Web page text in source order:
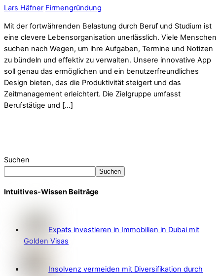
Lars Häfner Firmengründung
Mit der fortwährenden Belastung durch Beruf und Studium ist
eine clevere Lebensorganisation unerlässlich. Viele Menschen
suchen nach Wegen, um ihre Aufgaben, Termine und Notizen
zu bündeln und effektiv zu verwalten. Unsere innovative App
soll genau das ermöglichen und ein benutzerfreundliches
Design bieten, das die Produktivität steigert und das
Zeitmanagement erleichtert. Die Zielgruppe umfasst
Berufstätige und […]
Suchen
Suchen
Intuitives-Wissen Beiträge
Expats investieren in Immobilien in Dubai mit
Golden Visas
Insolvenz vermeiden mit Diversifikation durch